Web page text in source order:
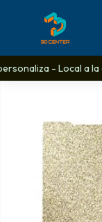
- Local a la